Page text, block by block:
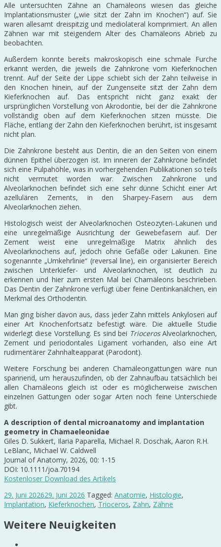
Alle untersuchten Zähne an Chamäleons wiesen das gleiche
Implantationsmuster („wie sitzt der Zahn im Knochen“) auf. Sie
waren allesamt dreispitzig und mediolateral komprimiert. An allen
Zähnen war mit steigendem Alter des Chamäleons Abrieb zu
beobachten.
Außerdem konnte bereits makroskopisch eine schmale Furche
erkannt werden, die jeweils die Zahnkrone vom Kieferknochen
trennt. Auf der Seite der Lippe schiebt sich der Zahn teilweise in
den Knochen hinein, auf der Zungenseite sitzt der Zahn dem
Kieferknochen auf. Das entspricht nicht ganz exakt der
ursprünglichen Vorstellung von Akrodontie, bei der die Zahnkrone
vollständig oben auf dem Kieferknochen sitzen müsste. Die
Fläche, entlang der Zahn den Kieferknochen berührt, ist insgesamt
nicht plan.
Die Zahnkrone besteht aus Dentin, die an den Seiten von einem
dünnen Epithel überzogen ist. Im inneren der Zahnkrone befindet
sich eine Pulpahöhle, was in vorhergehenden Publikationen so teils
nicht vermutet worden war. Zwischen Zahnkrone und
Alveolarknochen befindet sich eine sehr dünne Schicht einer Art
azellulären Zements, in den Sharpey-Fasern aus dem
Alveolarknochen ziehen.
Histologisch weist der Alveolarknochen Osteozyten-Lakunen und
eine unregelmäßige Ausrichtung der Gewebefasern auf. Der
Zement weist eine unregelmäßige Matrix ähnlich des
Alveolarknochens auf, jedoch ohne Gefäße oder Lakunen. Eine
sogenannte „Umkehrlinie“ (reversal line), ein organisierter Bereich
zwischen Unterkiefer- und Alveolarknochen, ist deutlich zu
erkennen und hier zum ersten Mal bei Chamäleons beschrieben.
Das Dentin der Zahnkrone verfügt über feine Dentinkanälchen, ein
Merkmal des Orthodentin.
Man ging bisher davon aus, dass jeder Zahn mittels Ankylosen auf
einer Art Knochenfortsatz befestigt wäre. Die aktuelle Studie
widerlegt diese Vorstellung. Es sind bei TriocerosAlveolarknochen,
Zement und periodontales Ligament vorhanden, also eine Art
rudimentärer Zahnhalteapparat (Parodont).
Weitere Forschung bei anderen Chamäleongattungen wäre nun
spannend, um herauszufinden, ob der Zahnaufbau tatsächlich bei
allen Chamäleons gleich ist oder es möglicherweise zwischen
einzelnen Gattungen oder sogar Arten noch feine Unterschiede
gibt.
A description of dental microanatomy and implantation
geometry in Chamaeleonidae
Giles D. Sukkert, Ilaria Paparella, Michael R. Doschak, Aaron R.H.
LeBlanc, Michael W. Caldwell
Journal of Anatomy, 2026, 00: 1-15
DOI: 10.1111/joa.70194
Kostenloser Download des Artikels
29. Juni 202629. Juni 2026 Tagged: Anatomie, Histologie,
Implantation, Kieferknochen, Trioceros, Zahn, Zähne
Weitere Neuigkeiten